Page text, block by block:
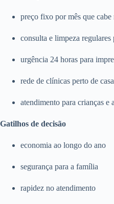
preço fixo por mês que cabe
consulta e limpeza
urgência 24 horas para
rede de clínicas perto de
atendimento para crianças e
Gatilhos de decisão
economia ao longo do ano
segurança para a família
rapidez no atendimento